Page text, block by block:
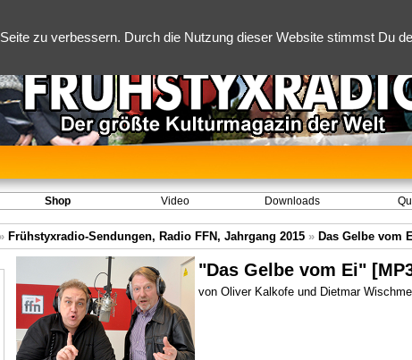
zu verbessern. Durch die Nutzung dieser Website stimmst Du
Shop Video Downloads
» Frühstyxradio-Sendungen, Radio FFN, Jahrgang 2015 » Das Gelbe vom
"Das Gelbe vom Ei"
von Oliver Kalkofe und Dietmar